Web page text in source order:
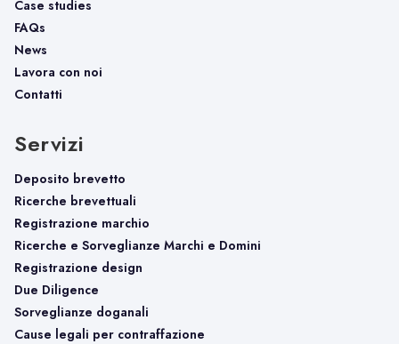
Case studies
FAQs
News
Lavora con noi
Contatti
Servizi
Deposito brevetto
Ricerche brevettuali
Registrazione marchio
Ricerche e Sorveglianze Marchi e Domini
Registrazione design
Due Diligence
Sorveglianze doganali
Cause legali per contraffazione